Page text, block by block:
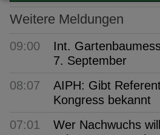
Weitere Meldungen
09:00
Int.
7. September
08:07
AIPH: Gibt
Kongress bekannt
07:01
Wer Nachwuchs